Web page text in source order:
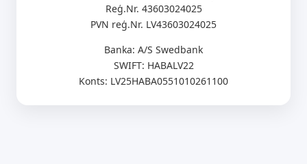
Reģ.Nr. 43603024025
PVN reģ.Nr. LV43603024025
Banka: A/S Swedbank
SWIFT: HABALV22
Konts: LV25HABA0551010261100